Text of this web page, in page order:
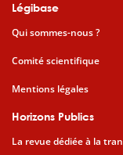
Légibase
Qui sommes-nous ?
Comité scientifique
Mentions légales
Horizons Publics
La revue dédiée à la